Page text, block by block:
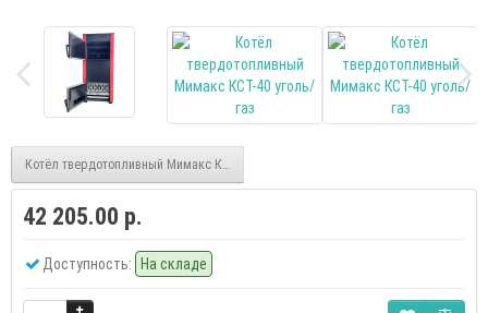
Котёл твердотопливный Мимакс КСТ-31,5 уголь/газ
42 205.00 р.
Доступность: На складе